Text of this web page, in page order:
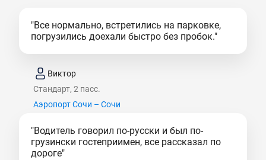
"Все нормально, встретились на парковке,
погрузились доехали быстро без пробок."
Виктор
Стандарт, 2 пасс.
Аэропорт Сочи – Сочи
"Водитель говорил по-русски и был по-
грузински гостеприимен, все рассказал по
дороге"